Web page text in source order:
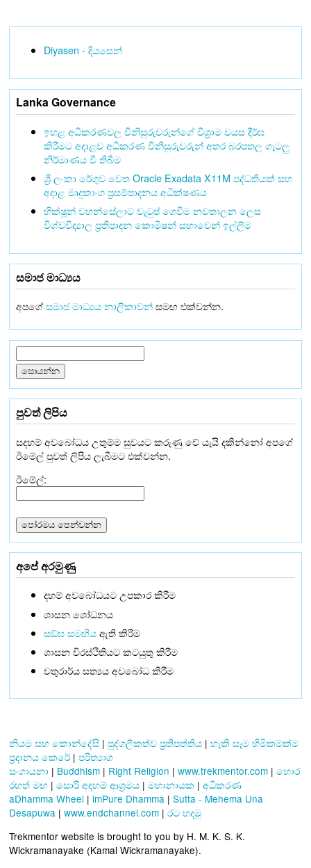
Diyasen - දියසෙන්
Lanka Governance
ඉහළ අධිකරණවල විනිසුරුවරුන්ගේ විශ්‍රාම වයස දීර්ඝ
කිරීමට අදාළව අධිකරණ විනිසුරුවරුන් අතර බරපතල ගැටලු
නිර්මාණය වී තිබීම
ශ්‍රී ලංකා රේගුව වෙත Oracle Exadata X11M පද්ධතියක් සහ
අදාළ මෘදුකාංග ප්‍රසම්පාදනය අධීක්ෂණය
භික්ෂූන් වහන්සේලාට වැටුප් ගෙවීම නවතාලන ලෙස
විශ්වවිද්‍යාල ප්‍රතිපාදන කොමිෂන් සභාවෙන් ඉල්ලීම
සමාජ මාධ්‍යය
අපගේසමාජ මාධ්‍යය නාලිකාවන්සමඟ එක්වන්න.
පුවත් ලිපිය
සදහම් අවබෝධය උතුම්ම සුවයට කරුණු වේ යැයි දකින්නෝ අපගේ
ඊමේල් පුවත් ලිපිය ලැබීමට එක්වන්න.
ඊමේල්:
අපේ අරමුණු
දහම් අවබෝධයට උපකාර කිරීම
ශාසන ශෝධනය
සඞ්‌ඝ සමඟියඇති කිරීම
ශාසන චිරස්ථිතියට කටයුතු කිරීම
චතුරාර්ය සත්‍යය අවබෝධ කිරීම
නියම සහ කොන්දේසි | පුද්ගලිකත්ව ප්‍රතිපත්තිය | හැකි සෑම හිමිකමක්ම
ප්‍රදානය කෙරේ | පරිත්‍යාග
සංගායනා | Buddhism | Right Religion | www.trekmentor.com | හොර
රහත් මඟ | සොරි අදහම් ආශ්‍රමය | මහානායක | අධිකරණ
aDhamma Wheel | imPure Dhamma | Sutta - Mehema Una
Desapuwa | www.endchannel.com | රට හදමු
Trekmentor website is brought to you by H. M. K. S. K.
Wickramanayake (Kamal Wickramanayake).